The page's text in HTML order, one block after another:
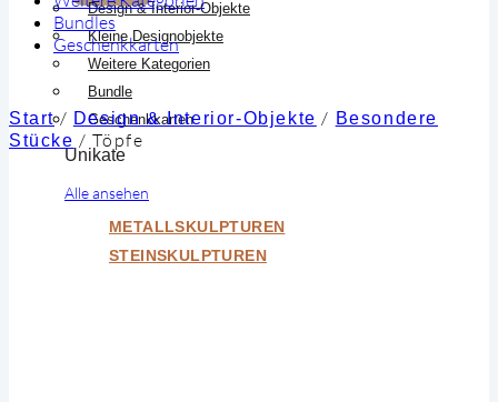
Design & Interior-Objekte
Kleine Designobjekte
Weitere Kategorien
Bundle
Geschenkkarten
Unikate
Alle ansehen
METALLSKULPTUREN
STEINSKULPTUREN
Bundles
Geschenkkarten
Start / Design & Interior-Objekte / Besondere
Stücke / Töpfe